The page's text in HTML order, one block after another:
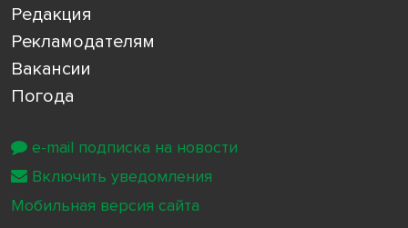
Редакция
Рекламодателям
Вакансии
Погода
e-mail подписка на новости
Включить уведомления
Мобильная версия сайта